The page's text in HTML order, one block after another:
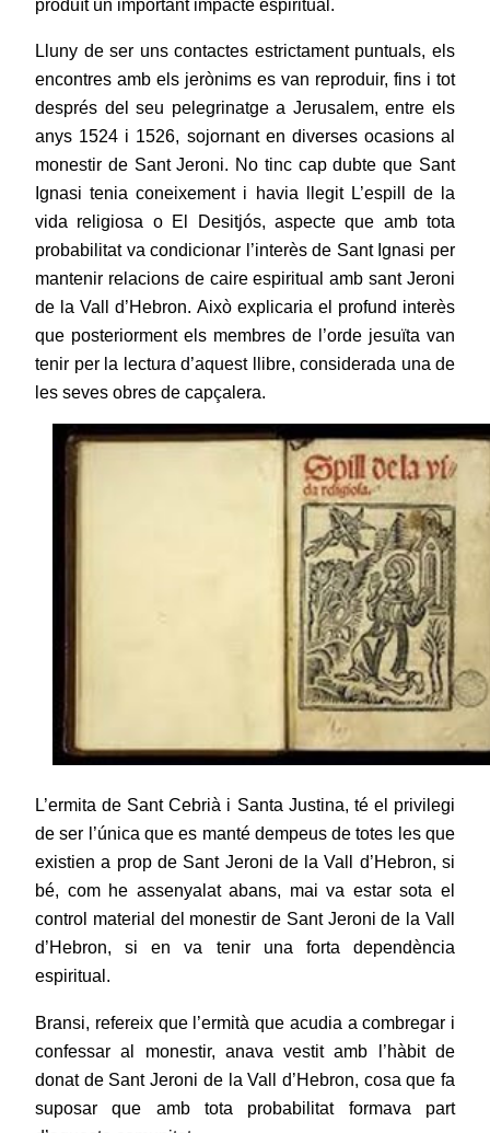
produït un important impacte espiritual.
Lluny de ser uns contactes estrictament puntuals, els
encontres amb els jerònims es van reproduir, fins i tot
després del seu pelegrinatge a Jerusalem, entre els
anys 1524 i 1526, sojornant en diverses ocasions al
monestir de Sant Jeroni. No tinc cap dubte que Sant
Ignasi tenia coneixement i havia llegit L’espill de la
vida religiosa o El Desitjós, aspecte que amb tota
probabilitat va condicionar l’interès de Sant Ignasi per
mantenir relacions de caire espiritual amb sant Jeroni
de la Vall d’Hebron. Això explicaria el profund interès
que posteriorment els membres de l’orde jesuïta van
tenir per la lectura d’aquest llibre, considerada una de
les seves obres de capçalera.
L’ermita de Sant Cebrià i Santa Justina, té el privilegi
de ser l’única que es manté dempeus de totes les que
existien a prop de Sant Jeroni de la Vall d’Hebron, si
bé, com he assenyalat abans, mai va estar sota el
control material del monestir de Sant Jeroni de la Vall
d’Hebron, si en va tenir una forta dependència
espiritual.
Bransi, refereix que l’ermità que acudia a combregar i
confessar al monestir, anava vestit amb l’hàbit de
donat de Sant Jeroni de la Vall d’Hebron, cosa que fa
suposar que amb tota probabilitat formava part